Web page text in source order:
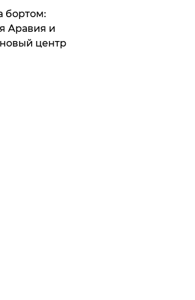
бортом:
Аравия и
центр